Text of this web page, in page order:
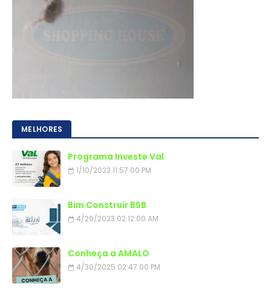
MELHORES
Programa Investe Val
1/10/2023 11:57:00 PM
Bim Construir BSB
4/29/2023 02:12:00 AM
Conheça a AMALO
4/30/2025 02:47:00 PM